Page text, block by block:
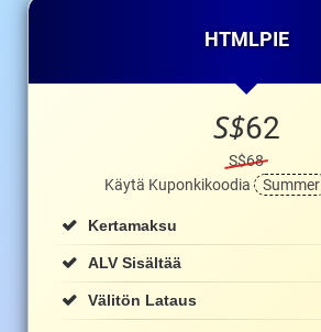
HTMLPIE
S$62
S$68
Käytä Kuponkikoodia
Summer
Kertamaksu
ALV Sisältää
Välitön Lataus